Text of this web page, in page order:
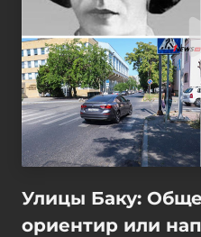
Улицы Баку:
ориентир или